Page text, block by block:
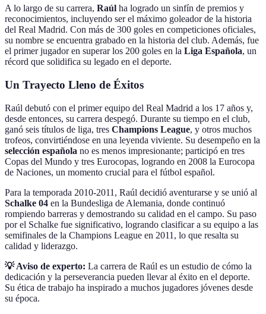
A lo largo de su carrera, Raúl ha logrado un sinfín de premios y
reconocimientos, incluyendo ser el máximo goleador de la historia
del Real Madrid. Con más de 300 goles en competiciones oficiales,
su nombre se encuentra grabado en la historia del club. Además, fue
el primer jugador en superar los 200 goles en la Liga Española, un
récord que solidifica su legado en el deporte.
Un Trayecto Lleno de Éxitos
Raúl debutó con el primer equipo del Real Madrid a los 17 años y,
desde entonces, su carrera despegó. Durante su tiempo en el club,
ganó seis títulos de liga, tres Champions League, y otros muchos
trofeos, convirtiéndose en una leyenda viviente. Su desempeño en la
selección española no es menos impresionante; participó en tres
Copas del Mundo y tres Eurocopas, logrando en 2008 la Eurocopa
de Naciones, un momento crucial para el fútbol español.
Para la temporada 2010-2011, Raúl decidió aventurarse y se unió al
Schalke 04 en la Bundesliga de Alemania, donde continuó
rompiendo barreras y demostrando su calidad en el campo. Su paso
por el Schalke fue significativo, logrando clasificar a su equipo a las
semifinales de la Champions League en 2011, lo que resalta su
calidad y liderazgo.
💡 Aviso de experto: La carrera de Raúl es un estudio de cómo la
dedicación y la perseverancia pueden llevar al éxito en el deporte.
Su ética de trabajo ha inspirado a muchos jugadores jóvenes desde
su época.